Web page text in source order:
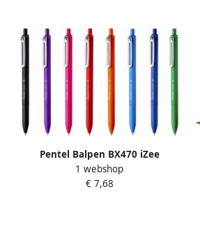
Pentel Balpen BX470 iZee
medium violet
1 webshop
€ 7,68